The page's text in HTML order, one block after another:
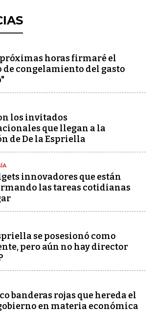
próximas horas firmaré el
de congelamiento del gasto
los invitados
que llegan a la
de De la Espriella
innovadores que están
las tareas cotidianas
se posesionó como
pero aún no hay director
banderas rojas que hereda el
en materia económica